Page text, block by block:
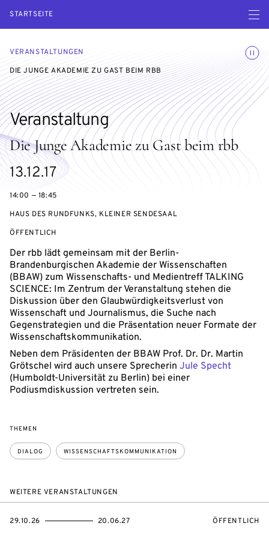
STARTSEITE Menü
VERANSTALTUNGEN
DIE JUNGE AKADEMIE ZU GAST BEIM RBB
Die Junge Akademie zu Gast beim rbb
Veranstaltung
eventBeginsOn
13.12.17
14:00 — 18:45
HAUS DES RUNDFUNKS, KLEINER SENDESAAL
VERANSTALTUNGSZUGANG:
ÖFFENTLICH
Der rbb lädt gemeinsam mit der Berlin-
Brandenburgischen Akademie der Wissenschaften
(BBAW) zum Wissenschafts- und Medientreff TALKING
SCIENCE: Im Zentrum der Veranstaltung stehen die
Diskussion über den Glaubwürdigkeitsverlust von
Wissenschaft und Journalismus, die Suche nach
Gegenstrategien und die Präsentation neuer Formate der
Wissenschaftskommunikation.
Neben dem Präsidenten der BBAW Prof. Dr. Dr. Martin
Grötschel wird auch unsere Sprecherin Jule Specht
(Humboldt-Universität zu Berlin) bei einer
Podiusmdiskussion vertreten sein.
THEMEN
DIALOG WISSENSCHAFTSKOMMUNIKATION
WEITERE VERANSTALTUNGEN
EVENTBEGINSON
29.10.26
EVENTENDSON 20.06.27 ÖFFENTLICH